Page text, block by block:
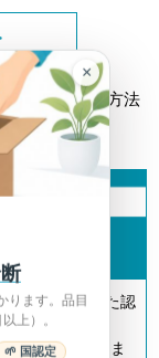
、正しい回収方法
の認定を受けた認
を推進していま
×
ります。品目
上）。
🌱 国認定